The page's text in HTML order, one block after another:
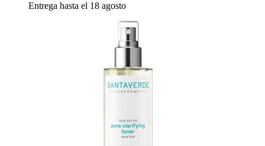
Entrega hasta el 18 agosto